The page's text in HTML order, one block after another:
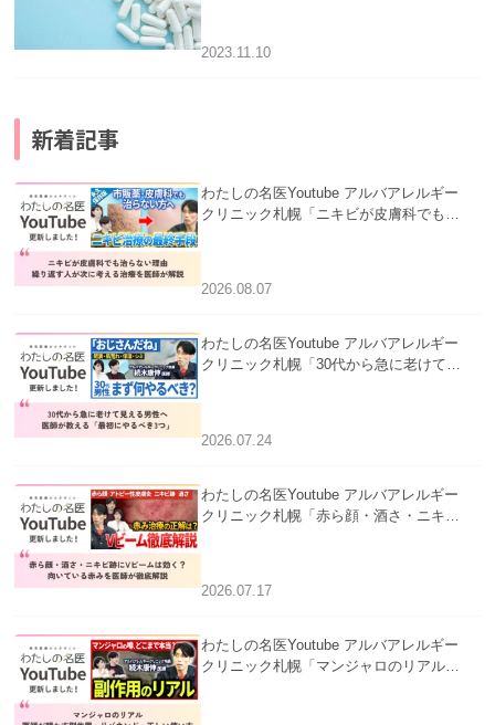
2023.11.10
新着記事
わたしの名医Youtube アルバアレルギー
クリニック札幌「ニキビが皮膚科でも治
療を医師が解説」を公開いたしました。
2026.08.07
わたしの名医Youtube アルバアレルギー
クリニック札幌「30代から急に老けて見
べき3つ」」を公開いたしました。
2026.07.24
わたしの名医Youtube アルバアレルギー
クリニック札幌「赤ら顔・酒さ・ニキビ
医師が徹底解説」を公開いたしました。
2026.07.17
わたしの名医Youtube アルバアレルギー
クリニック札幌「マンジャロのリアル｜
い使い方」を公開いたしました。